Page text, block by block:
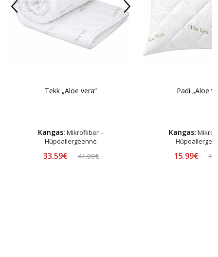
Tekk „Aloe vera“
Kangas: Mikrofiiber –
Hüpoallergeenne
33.59€ 41.99€
Padi „Aloe
Kangas:
15.99€